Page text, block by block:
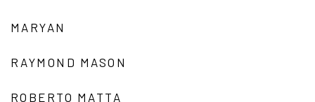
MARYAN
RAYMOND MASON
ROBERTO MATTA